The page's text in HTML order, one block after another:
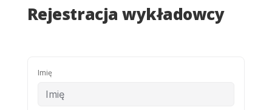
Rejestracja wykładowcy
Imię